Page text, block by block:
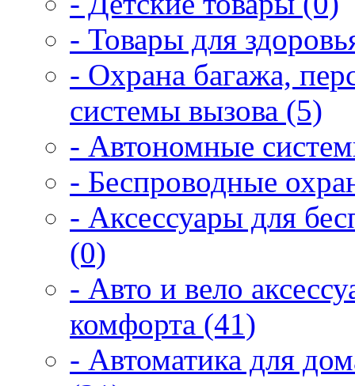
- Товары для
- Охрана багажа,
системы вызова (5)
- Автономные
- Беспроводные
- Аксессуары для
(0)
- Авто и вело
комфорта (41)
- Автоматика для